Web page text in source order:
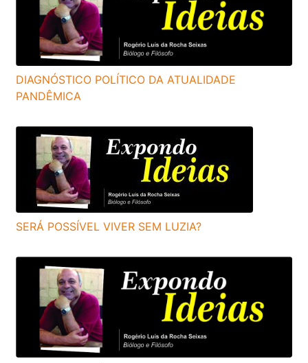
DIAGNÓSTICO POLÍTICO DA ATUALIDADE
PANDÊMICA
SERÁ POSSÍVEL VIVER SEM LUZIA?